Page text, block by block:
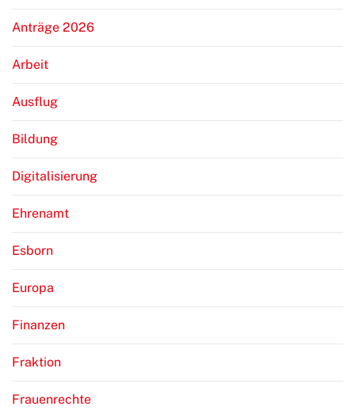
Anträge 2026
Arbeit
Ausflug
Bildung
Digitalisierung
Ehrenamt
Esborn
Europa
Finanzen
Fraktion
Frauenrechte